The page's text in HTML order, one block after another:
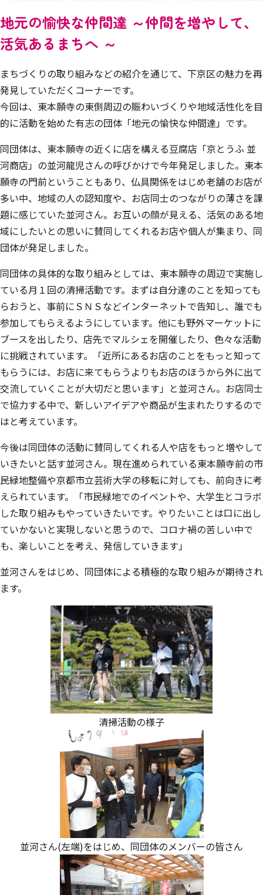
地元の愉快な仲間達 ～仲間を増やして、
活気あるまちへ ～
まちづくりの取り組みなどの紹介を通じて、下京区の魅力を再
発見していただくコーナーです。
今回は、東本願寺の東側周辺の賑わいづくりや地域活性化を目
的に活動を始めた有志の団体「地元の愉快な仲間達」です。
同団体は、東本願寺の近くに店を構える豆腐店「京とうふ 並
河商店」の並河龍児さんの呼びかけで今年発足しました。東本
願寺の門前ということもあり、仏具関係をはじめ老舗のお店が
多い中、地域の人の認知度や、お店同士のつながりの薄さを課
題に感じていた並河さん。お互いの顔が見える、活気のある地
域にしたいとの思いに賛同してくれるお店や個人が集まり、同
団体が発足しました。
同団体の具体的な取り組みとしては、東本願寺の周辺で実施し
ている月１回の清掃活動です。まずは自分達のことを知っても
らおうと、事前にＳＮＳなどインターネットで告知し、誰でも
参加してもらえるようにしています。他にも野外マーケットに
ブースを出したり、店先でマルシェを開催したり、色々な活動
に挑戦されています。「近所にあるお店のことをもっと知って
もらうには、お店に来てもらうよりもお店のほうから外に出て
交流していくことが大切だと思います」と並河さん。お店同士
で協力する中で、新しいアイデアや商品が生まれたりするので
はと考えています。
今後は同団体の活動に賛同してくれる人や店をもっと増やして
いきたいと話す並河さん。現在進められている東本願寺前の市
民緑地整備や京都市立芸術大学の移転に対しても、前向きに考
えられています。「市民緑地でのイベントや、大学生とコラボ
した取り組みもやっていきたいです。やりたいことは口に出し
ていかないと実現しないと思うので、コロナ禍の苦しい中で
も、楽しいことを考え、発信していきます」
並河さんをはじめ、同団体による積極的な取り組みが期待され
ます。
清掃活動の様子
並河さん(左端)をはじめ、同団体のメンバーの皆さん